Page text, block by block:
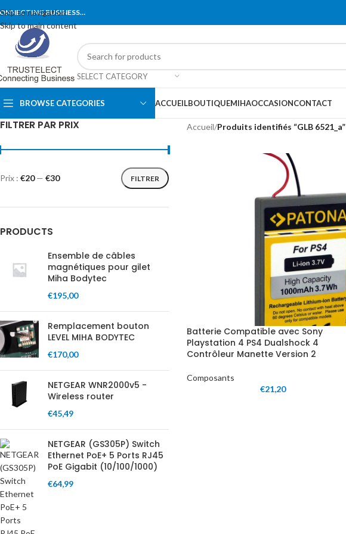
Skip to navigation
Skip to main content
BUSINESS…
SELECT CATEGORY
BROWSE CATEGORIES ACCUEILBOUTIQUEMIHAOCCASIONCONTACT
FILTRER PAR PRIX
FILTRER
Prix : €20— €30
PRODUCTS
Ensemble de câbles
magnétiques pour gilet
Miha Bodytec
€195,00
Remplacement bouton
LEVEL MIHA BODYTEC
€170,00
NETGEAR WNR2000v5 -
Wireless router
€45,49
NETGEAR (GS305P) Switch
Ethernet PoE+ 5 Ports RJ45
PoE Gigabit (10/100/1000)
€64,99
Accueil/Produits identifiés “GLB 6521_a”
Batterie Compatible avec Sony
Playstation 4 PS4 Dualshock 4
Contrôleur Manette Version 2
Composants
€21,20